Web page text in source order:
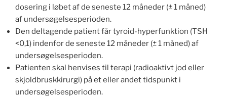
dosering i løbet af de seneste 12 måneder (± 1 måned)
af undersøgelsesperioden.
Den deltagende patient får tyroid-hyperfunktion (TSH
<0,1) indenfor de seneste 12 måneder (± 1 måned) af
undersøgelsesperioden.
Patienten skal henvises til terapi (radioaktivt jod eller
skjoldbruskkirurgi) på et eller andet tidspunkt i
undersøgelsesperioden.